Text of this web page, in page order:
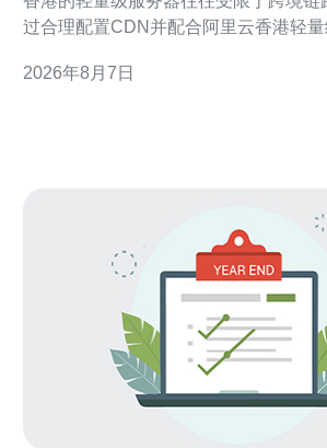
过合理配置CDN并配合阿里云香港轻
与GEO优化。 选择合适的CDN与节点覆盖 选择有完
2026年8月7日